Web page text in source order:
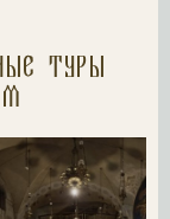
туры